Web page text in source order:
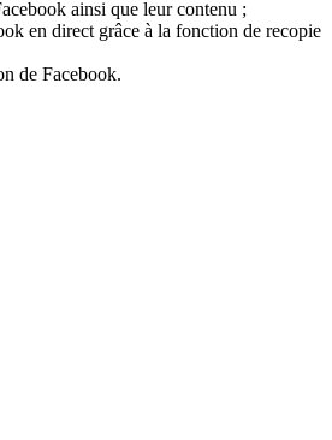
ainsi que leur contenu ;
en direct grâce à la fonction de recopie
de Facebook.